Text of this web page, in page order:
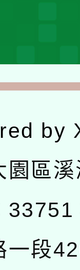
by
園區
33751
一段